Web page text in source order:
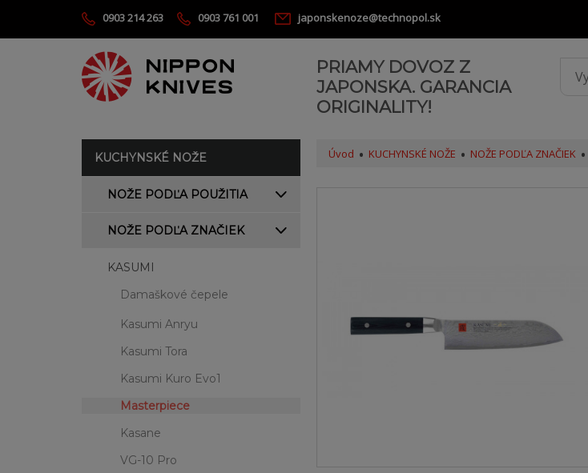
0903 214 263 0903 761 001 japonskenoze@technopol.sk
PRIAMY DOVOZ Z
JAPONSKA. GARANCIA
ORIGINALITY!
KUCHYNSKÉ NOŽE
NOŽE PODĽA POUŽITIA
NOŽE PODĽA ZNAČIEK
KASUMI
Damaškové čepele
Kasumi Anryu
Kasumi Tora
Kasumi Kuro Evo1
Masterpiece
Kasane
VG-10 Pro
Úvod KUCHYNSKÉ NOŽE NOŽE PODĽA ZNAČIEK